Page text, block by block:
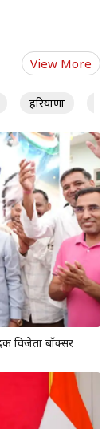
View More
हरियाणा
विजेता बॉक्सर